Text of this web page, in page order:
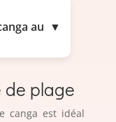
au ▼
de plage
canga est idéal